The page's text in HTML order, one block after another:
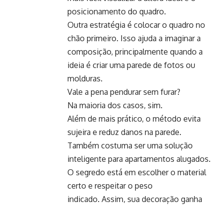
posicionamento do quadro.
Outra estratégia é colocar o quadro no
chão primeiro. Isso ajuda a imaginar a
composição, principalmente quando a
ideia é criar uma parede de fotos ou
molduras.
Vale a pena pendurar sem furar?
Na maioria dos casos, sim.
Além de mais prático, o método evita
sujeira e reduz danos na parede.
Também costuma ser uma solução
inteligente para apartamentos alugados.
O segredo está em escolher o material
certo e respeitar o peso
indicado. Assim, sua decoração ganha